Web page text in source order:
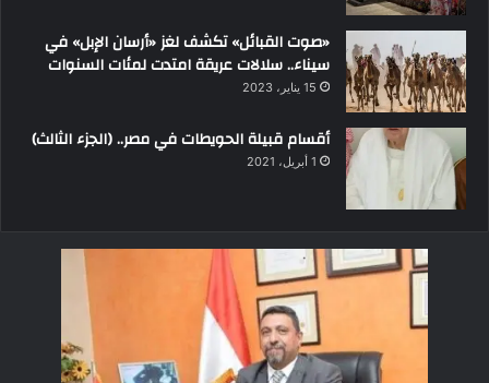
«صوت القبائل» تكشف لغز «أرسان الإبل» في
سيناء.. سلالات عريقة امتدت لمئات السنوات
15 يناير، 2023
أقسام قبيلة الحويطات في مصر.. (الجزء الثالث)
1 أبريل، 2021